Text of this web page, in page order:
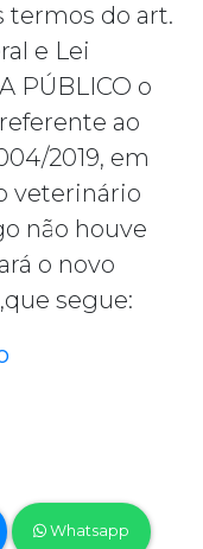
termos do art.
e Lei
PÚBLICO o
ao
2019, em
veterinário
não houve
o novo
segue:
Whatsapp